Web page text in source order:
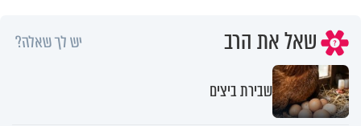
שאל את הרב יש לך שאלה?
שבירת ביצים